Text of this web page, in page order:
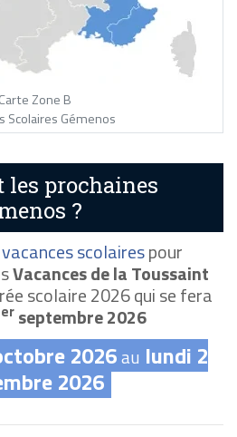
Carte Zone B
Scolaires Gémenos
les prochaines
?
vacances scolairespour
Vacances de la Toussaint
scolaire 2026 qui se fera
erseptembre 2026
2026au lundi 2
2026